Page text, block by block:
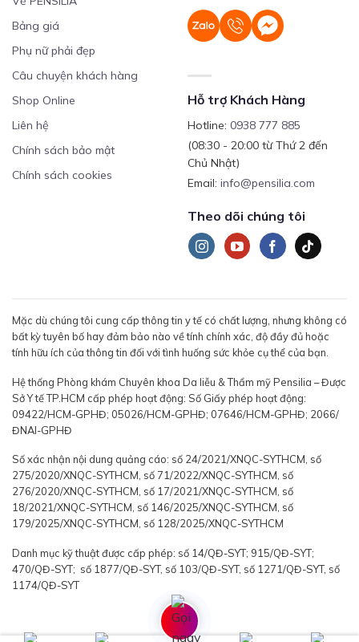
Bảng giá
Phụ nữ phải đẹp
Câu chuyện khách hàng
Shop Online
Liên hệ
Chính sách bảo mật
Chính sách cookies
Hỗ trợ Khách Hàng
Hotline: 0938 777 885
(08:30 - 20:00 từ Thứ 2 đến
Chủ Nhật)
Email: info@pensilia.com
Theo dõi chúng tôi
Mặc dù chúng tôi cung cấp thông tin y tế có chất lượng, nhưng không có
bất kỳ tuyên bố hay đảm bảo nào về tính chính xác, độ đầy đủ hoặc
tính hữu ích của thông tin đối với tình huống sức khỏe cụ thể của bạn.
Hệ thống Phòng khám Chuyên khoa Da liễu & Thẩm mỹ Pensilia – Được
Sở Y tế TP.HCM cấp phép hoạt động: Số Giấy phép hoạt động:
09422/HCM-GPHĐ; 05026/HCM-GPHĐ; 07646/HCM-GPHĐ; 2066/
ĐNAI-GPHĐ
Số xác nhận nội dung quảng cáo: số 24/2021/XNQC-SYTHCM, số
275/2020/XNQC-SYTHCM, số 71/2022/XNQC-SYTHCM, số
276/2020/XNQC-SYTHCM, số 17/2021/XNQC-SYTHCM, số
18/2021/XNQC-SYTHCM, số 146/2025/XNQC-SYTHCM, số
179/2025/XNQC-SYTHCM, số 128/2025/XNQC-SYTHCM
Danh mục kỹ thuật được cấp phép: số 14/QĐ-SYT; 915/QĐ-SYT;
470/QĐ-SYT; số 1877/QĐ-SYT, số 103/QĐ-SYT, số 1271/QĐ-SYT, số
1174/QĐ-SYT